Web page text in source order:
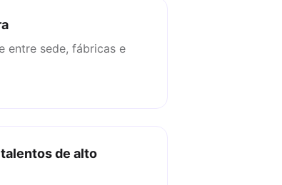
entre sede, fábricas e
de alto